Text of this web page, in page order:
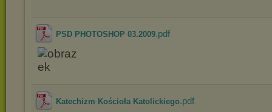
PSD PHOTOSHOP 03.2009.pdf
Katechizm Kościoła Katolickiego.pdf